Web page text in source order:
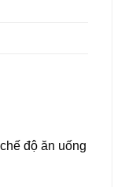
độ ăn uống